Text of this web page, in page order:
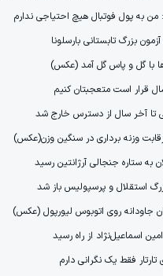
به پول فوتبال هیچ احتیاجی ندارم
بزرگ تابستانی بارسلونا
با گل و پاس گل آمد (عکس)
قرار است متعجبتان کنیم
تا آخر سال از دسترس خارج شد
وزنه برداری در سنگین وزن(عکس)
به ستاره جنجالی آرژانتین رسید
استقلال و پرسپولیس باز شد
جاودانه روی اتوبوس لیورپول (عکس)
اسماعیل‌نژاد از راه رسید
تارتار فقط یک نگرانی دارم